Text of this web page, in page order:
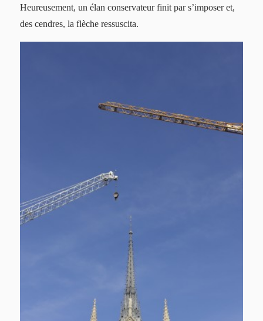
Heureusement, un élan conservateur finit par s’imposer et,
des cendres, la flèche ressuscita.